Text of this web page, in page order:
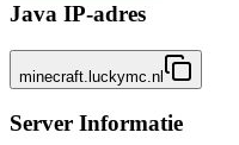
Java IP-adres
minecraft.luckymc.nl
Server Informatie